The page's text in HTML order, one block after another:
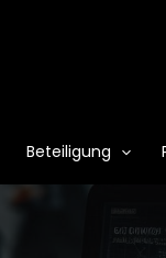
Beteiligung